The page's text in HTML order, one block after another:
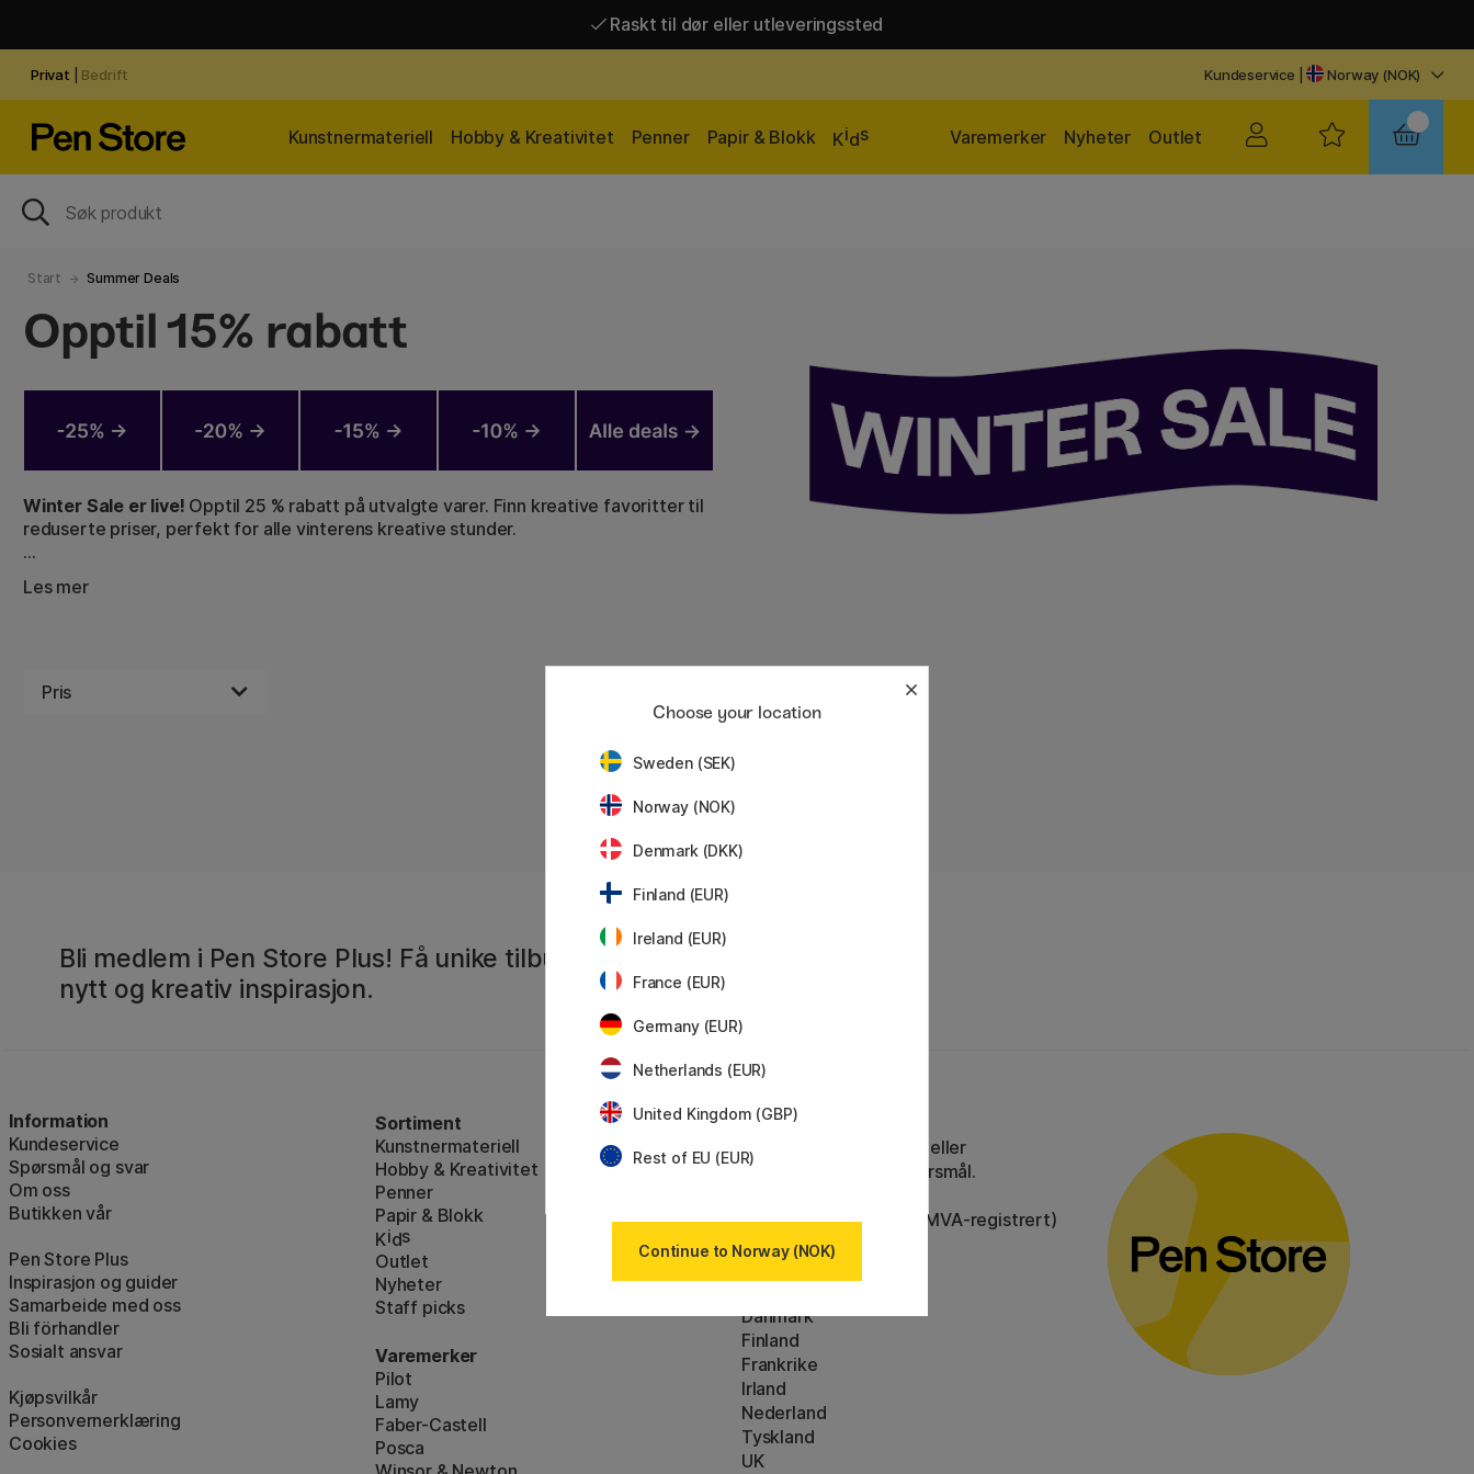
Raskt til dør eller utleveringssted
Privat Bedrift Kundeservice | Norway (NOK)
Kunstnermateriell Hobby & Kreativitet Penner Papir & Blokk Kids Outlet
Nyheter
Varemerker
Start Summer Deals
Opptil 15% rabatt
Winter Sale er live! Opptil 25 % rabatt på utvalgte varer. Finn kreative favoritter til
reduserte priser, perfekt for alle vinterens kreative stunder.
Tilbudet gjelder til og med 2. februar 2026.
Les mer
Pris
Viser 0
Bli medlem i Pen Store Plus! Få unike tilbud, siste
nytt og kreativ inspirasjon.
Information
Kundeservice
Spørsmål og svar
Om oss
Butikken vår
Pen Store Plus
Inspirasjon og guider
Samarbeide med oss
Bli förhandler
Sosialt ansvar
Kjøpsvilkår
Personvernerklæring
Cookies
Sortiment
Kunstnermateriell
Hobby & Kreativitet
Penner
Papir & Blokk
Kids
Outlet
Nyheter
Staff picks
Varemerker
Pilot
Lamy
Faber-Castell
Posca
Kundeservice
Kontakt oss
via e-post eller
telefon hvis du har spørsmål.
Org No: 920 494 676 (MVA-registrert)
Danmark
Finland
Frankrike
Irland
Nederland
Tyskland
UK
Choose your location
Sweden (SEK)
Norway (NOK)
Denmark (DKK)
Finland (EUR)
Ireland (EUR)
France (EUR)
Germany (EUR)
Netherlands (EUR)
United Kingdom (GBP)
Rest of EU (EUR)
Continue to Norway (NOK)